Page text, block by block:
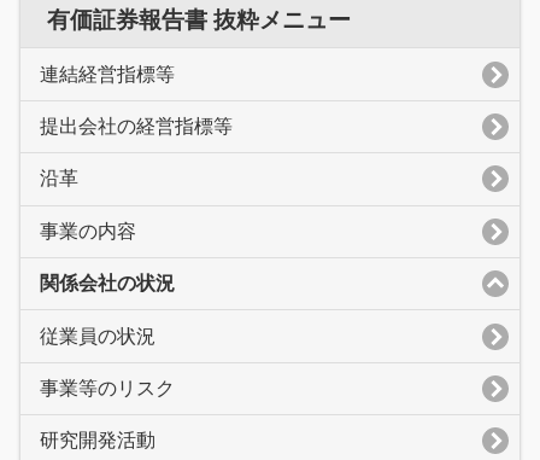
有価証券報告書 抜粋メニュー
連結経営指標等
提出会社の経営指標等
沿革
事業の内容
関係会社の状況
従業員の状況
事業等のリスク
研究開発活動